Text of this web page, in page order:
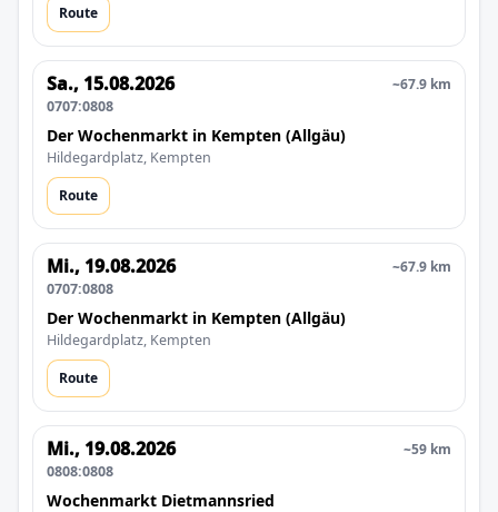
Route
Sa., 15.08.2026
0707:0808
~67.9 km
Der Wochenmarkt in Kempten (Allgäu)
Hildegardplatz, Kempten
Route
Mi., 19.08.2026
0707:0808
~67.9 km
Der Wochenmarkt in Kempten (Allgäu)
Hildegardplatz, Kempten
Route
Mi., 19.08.2026
0808:0808
~59 km
Wochenmarkt Dietmannsried